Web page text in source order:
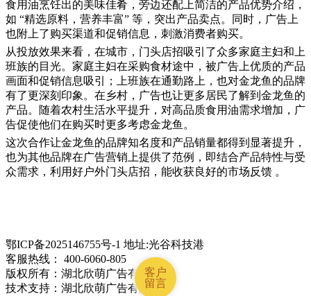
客户
留言
食用油烹饪出的美味佳肴，旁边还配上简洁的产品优势介绍，
如 “精选原料，营养丰富” 等，突出产品卖点。同时，广告上
也附上了购买渠道和促销信息，刺激消费者购买。
从投放效果来看，在城市， 门头店招吸引了众多家庭主妇和上
班族的目光。家庭主妇在采购食材途中，被广告上优质的产品
画面和促销信息吸引；上班族在通勤路上，也对金龙鱼的品牌
有了更深刻印象。在乡村，广告也让更多居民了解到金龙鱼的
产品。随着农村生活水平提升，对高品质食用油需求增加，广
告促使他们在购买时更多考虑金龙鱼。
这次合作让金龙鱼的品牌知名度和产品销量都得到显著提升，
也为其他品牌在广告营销上提供了范例，即结合产品特性与受
众需求，利用好户外门头店招 ，能收获良好的市场反馈 。
鄂ICP备2025146755号-1 地址:光谷科技港
客服热线： 400-6060-805
版权所有：湖北欣萌广告有限公司
技术支持：湖北欣萌广告有限公司